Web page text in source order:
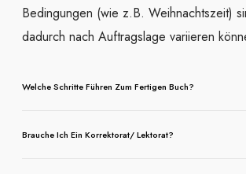
Bedingungen (wie z.B. Weihnachtszeit)
dadurch nach Auftragslage variieren
Welche Schritte Führen Zum Fertigen Buch?
Brauche Ich Ein Korrektorat/ Lektorat?